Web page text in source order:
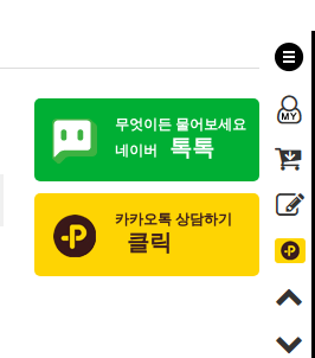
무엇이든 물어보세요
네이버
톡톡
카카오톡 상담하기
클릭